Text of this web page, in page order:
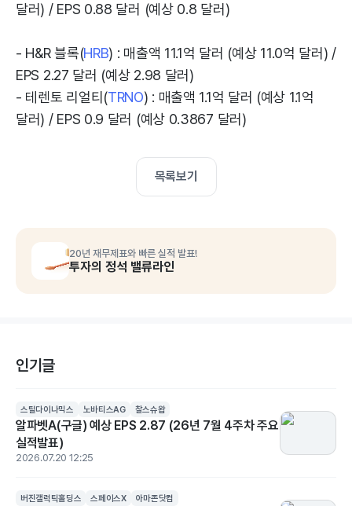
달러) / EPS 0.88 달러 (예상 0.8 달러)
- H&R 블록(HRB) : 매출액 11.1억 달러 (예상 11.0억 달러) /
EPS 2.27 달러 (예상 2.98 달러)
- 테렌토 리얼티(TRNO) : 매출액 1.1억 달러 (예상 1.1억
달러) / EPS 0.9 달러 (예상 0.3867 달러)
목록보기
20년 재무제표와 빠른 실적 발표!
투자의 정석 밸류라인
인기글
스틸다이나믹스 노바티스AG 찰스슈왑
알파벳A(구글) 예상 EPS 2.87 (26년 7월 4주차 주요
실적발표)
2026.07.20 12:25
버진갤럭틱홀딩스 스페이스X 아마존닷컴